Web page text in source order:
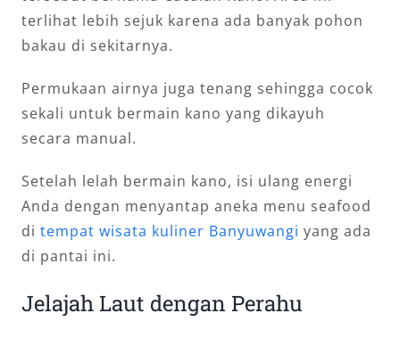
terlihat lebih sejuk karena ada banyak pohon
bakau di sekitarnya.
Permukaan airnya juga tenang sehingga cocok
sekali untuk bermain kano yang dikayuh
secara manual.
Setelah lelah bermain kano, isi ulang energi
Anda dengan menyantap aneka menu seafood
di tempat wisata kuliner Banyuwangi yang ada
di pantai ini.
Jelajah Laut dengan Perahu